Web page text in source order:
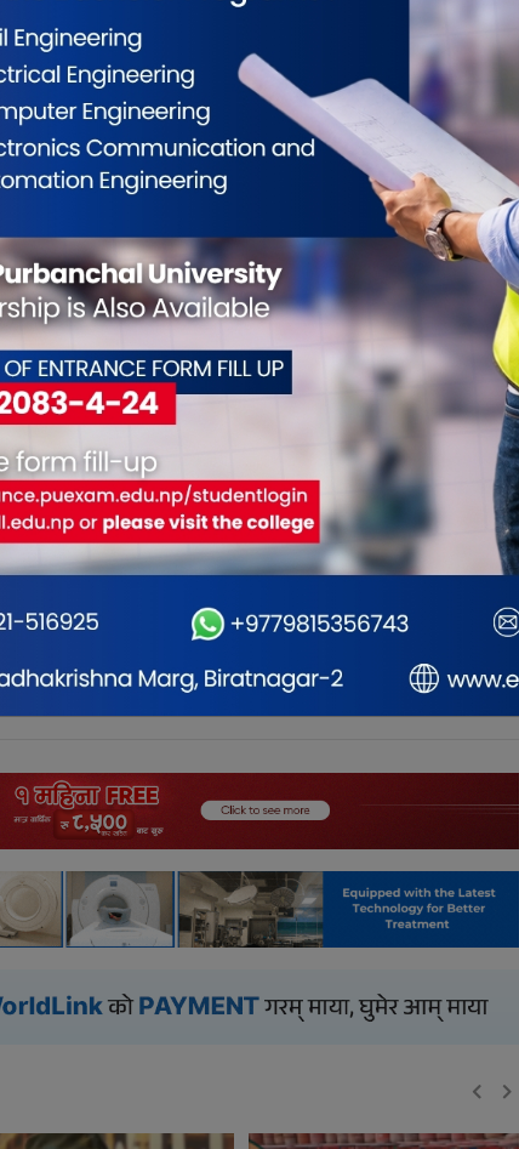
ग्रामथान, बुढीगंगा, कटहरी र जहदा गाउँपालिकालगायत
गर्न कम्तीमा १० वटा नयाँ ट्रान्सफर्मर थप्नुपर्ने आवश्यकता
पहल पनि भइरहेको उनले जानकारी दिए।
सहयोग आवश्यक छ। आवश्यक पूर्वाधार विस्तार गर्न सहयोग
कर्मचारीको अभाव समेत रहेको उल्लेख गर्दै विद्युत् पूर्वाधार
दिनुपर्ने बताए। प्राधिकरणले बढ्दो विद्युत् मागलाई ध्यानमा
क्षमता विस्तार गर्ने कार्यलाई निरन्तरता दिइरहेको जनाएको छ।
कस्तो महसुस भयो ?
0 0 0 1